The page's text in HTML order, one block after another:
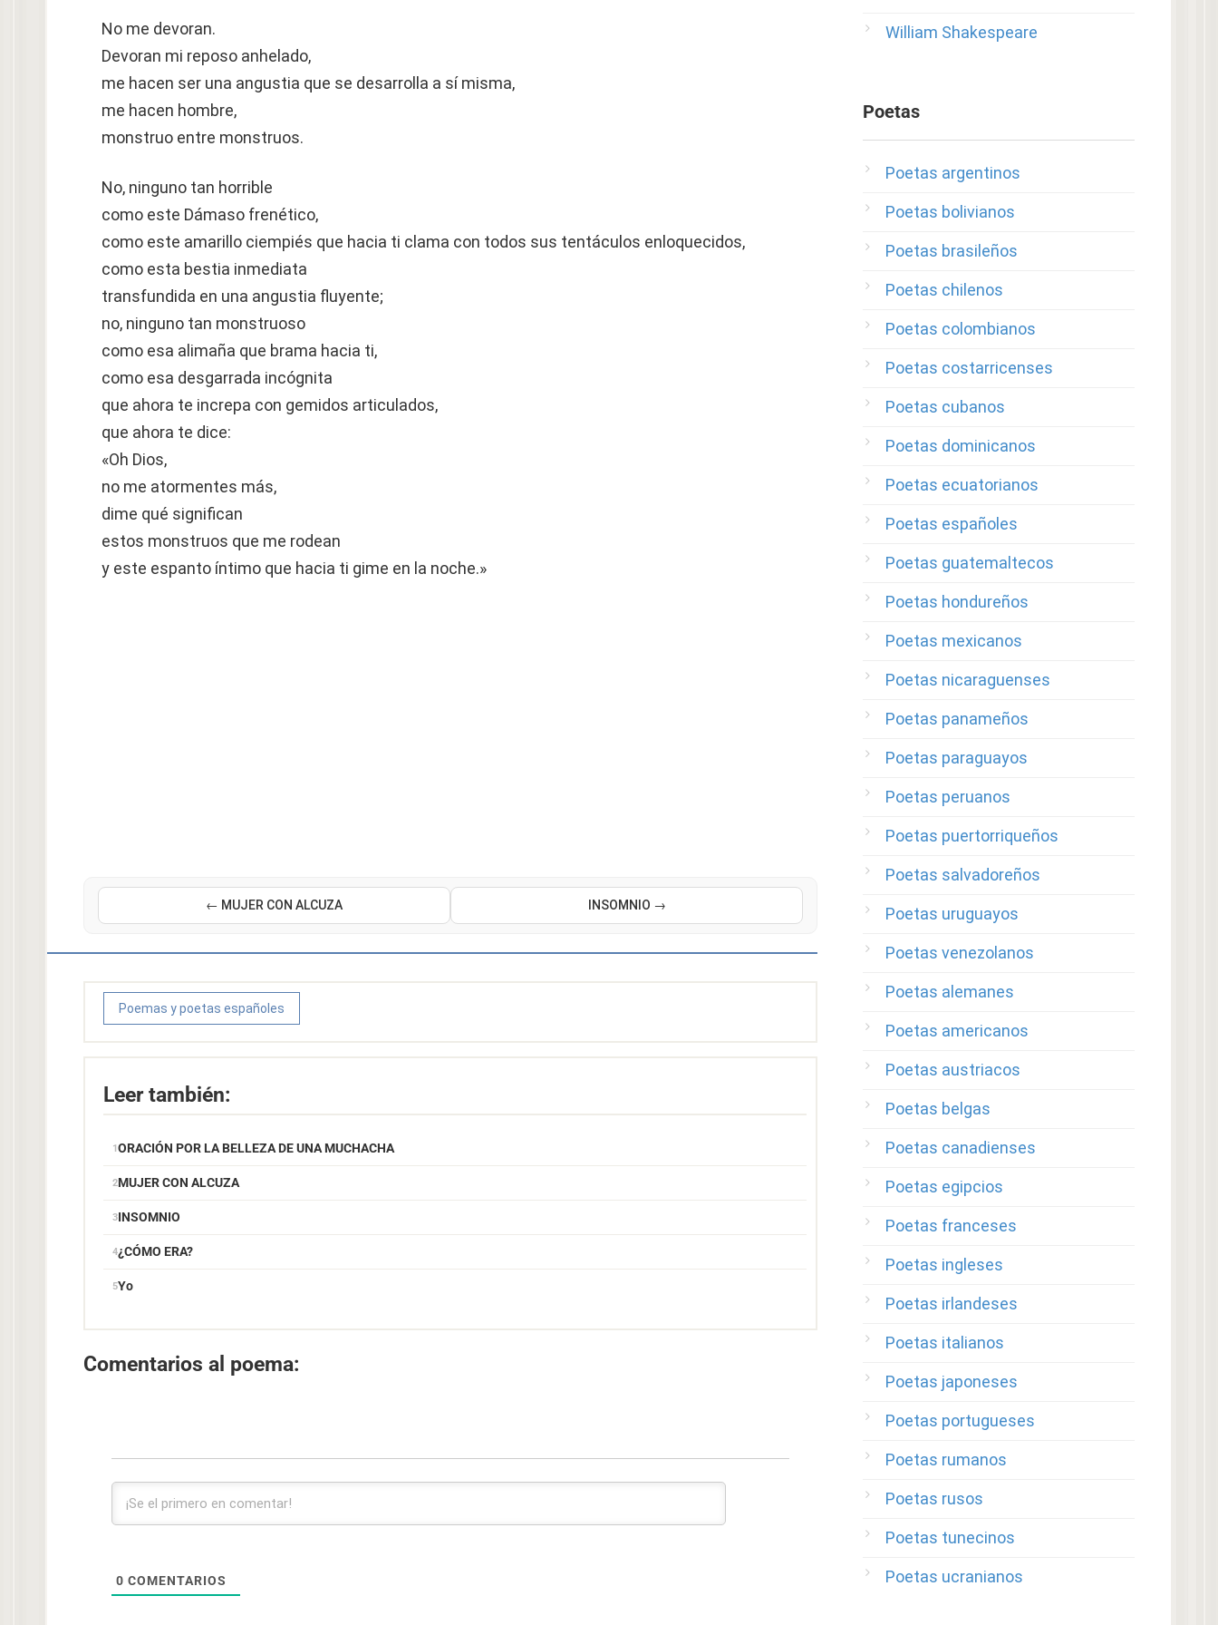
No me devoran.
Devoran mi reposo anhelado,
me hacen ser una angustia que se desarrolla a sí misma,
me hacen hombre,
monstruo entre monstruos.
No, ninguno tan horrible
como este Dámaso frenético,
como este amarillo ciempiés que hacia ti clama con todos sus tentáculos enloquecidos,
como esta bestia inmediata
transfundida en una angustia fluyente;
no, ninguno tan monstruoso
como esa alimaña que brama hacia ti,
como esa desgarrada incógnita
que ahora te increpa con gemidos articulados,
que ahora te dice:
«Oh Dios,
no me atormentes más,
dime qué significan
estos monstruos que me rodean
y este espanto íntimo que hacia ti gime en la noche.»
← MUJER CON ALCUZA INSOMNIO →
Poemas y poetas españoles
Leer también:
ORACIÓN POR LA BELLEZA DE UNA MUCHACHA
MUJER CON ALCUZA
INSOMNIO
¿CÓMO ERA?
Yo
Comentarios al poema:
0 COMENTARIOS
William Shakespeare
Poetas
Poetas argentinos
Poetas bolivianos
Poetas brasileños
Poetas chilenos
Poetas colombianos
Poetas costarricenses
Poetas cubanos
Poetas dominicanos
Poetas ecuatorianos
Poetas españoles
Poetas guatemaltecos
Poetas hondureños
Poetas mexicanos
Poetas nicaraguenses
Poetas panameños
Poetas paraguayos
Poetas peruanos
Poetas puertorriqueños
Poetas salvadoreños
Poetas uruguayos
Poetas venezolanos
Poetas alemanes
Poetas americanos
Poetas austriacos
Poetas belgas
Poetas canadienses
Poetas egipcios
Poetas franceses
Poetas ingleses
Poetas irlandeses
Poetas italianos
Poetas japoneses
Poetas portugueses
Poetas rumanos
Poetas rusos
Poetas tunecinos
Poetas ucranianos